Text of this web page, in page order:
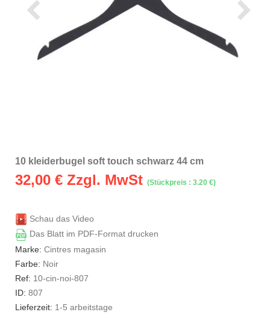
10 kleiderbugel soft touch schwarz 44 cm
32,00 € Zzgl. MwSt (Stückpreis : 3.20 €)
Schau das Video
Das Blatt im PDF-Format drucken
Marke: Cintres magasin
Farbe: Noir
Ref: 10-cin-noi-807
ID: 807
Lieferzeit: 1-5 arbeitstage